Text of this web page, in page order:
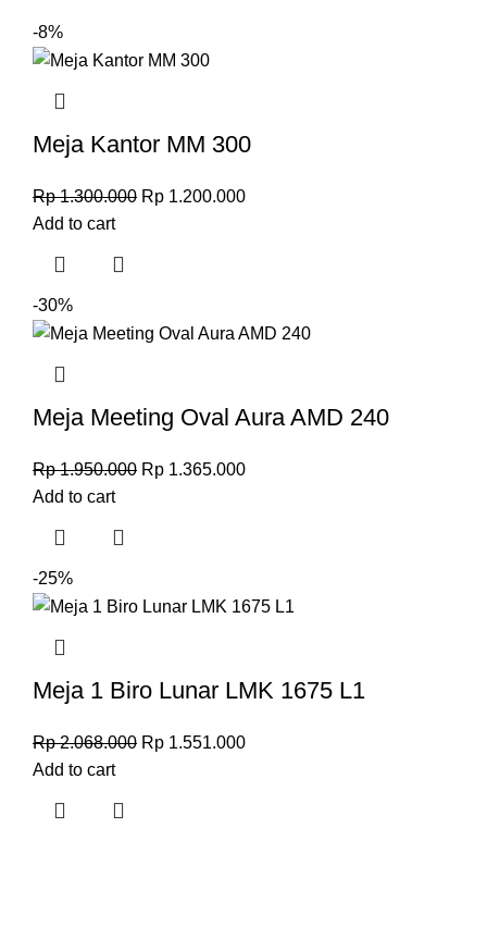
-8%
Meja Kantor MM 300
Rp1.300.000 Rp 1.200.000
Add to cart
-30%
Meja Meeting Oval Aura AMD 240
Rp1.950.000 Rp 1.365.000
Add to cart
-25%
Meja 1 Biro Lunar LMK 1675 L1
Rp2.068.000 Rp 1.551.000
Add to cart